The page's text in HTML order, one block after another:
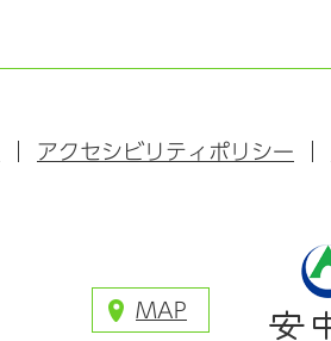
ラ
ム
アクセシビリティポリシー
MAP